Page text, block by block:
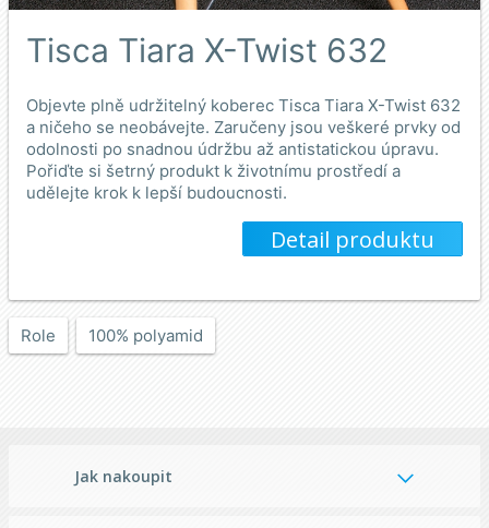
Tisca Tiara X-Twist 632
Objevte plně udržitelný koberec Tisca Tiara X-Twist 632
a ničeho se neobávejte. Zaručeny jsou veškeré prvky od
odolnosti po snadnou údržbu až antistatickou úpravu.
Pořiďte si šetrný produkt k životnímu prostředí a
udělejte krok k lepší budoucnosti.
Detail produktu
Role 100% polyamid
Jak nakoupit